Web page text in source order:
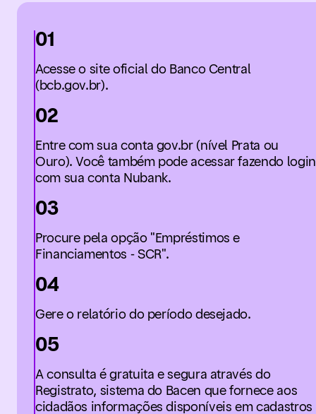
01
Acesse o site oficial do Banco Central
(bcb.gov.br).
02
Entre com sua conta gov.br (nível Prata ou
Ouro). Você também pode acessar fazendo login
com sua conta Nubank.
03
Procure pela opção "Empréstimos e
Financiamentos - SCR".
04
Gere o relatório do período desejado.
05
A consulta é gratuita e segura através do
Registrato, sistema do Bacen que fornece aos
cidadãos informações disponíveis em cadastros